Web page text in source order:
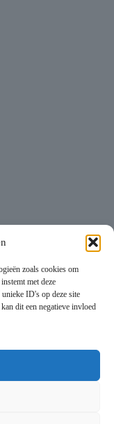
zoals cookies om
met deze
ID's op deze site
dit een negatieve invloed
By using
Policy